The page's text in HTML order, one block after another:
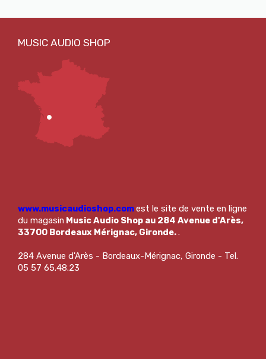
www.musicaudioshop.comest le site de vente en ligne
du magasin Music Audio Shop au 284 Avenue d'Arès,
33700 Bordeaux Mérignac, Gironde..
284 Avenue d'Arès - Bordeaux-Mérignac, Gironde - Tel.
05 57 65.48.23